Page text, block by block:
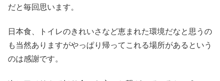
だと毎回思います。
日本食、トイレのきれいさなど恵まれた環境だなと思うの
も当然ありますがやっぱり帰ってこれる場所があるという
のは感謝です。